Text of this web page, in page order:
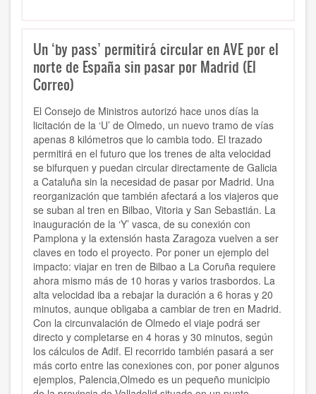
Un ‘by pass’ permitirá circular en AVE por el
norte de España sin pasar por Madrid (El
Correo)
El Consejo de Ministros autorizó hace unos días la
licitación de la ‘U’ de Olmedo, un nuevo tramo de vías
apenas 8 kilómetros que lo cambia todo. El trazado
permitirá en el futuro que los trenes de alta velocidad
se bifurquen y puedan circular directamente de Galicia
a Cataluña sin la necesidad de pasar por Madrid. Una
reorganización que también afectará a los viajeros que
se suban al tren en Bilbao, Vitoria y San Sebastián. La
inauguración de la ‘Y’ vasca, de su conexión con
Pamplona y la extensión hasta Zaragoza vuelven a ser
claves en todo el proyecto. Por poner un ejemplo del
impacto: viajar en tren de Bilbao a La Coruña requiere
ahora mismo más de 10 horas y varios trasbordos. La
alta velocidad iba a rebajar la duración a 6 horas y 20
minutos, aunque obligaba a cambiar de tren en Madrid.
Con la circunvalación de Olmedo el viaje podrá ser
directo y completarse en 4 horas y 30 minutos, según
los cálculos de Adif. El recorrido también pasará a ser
más corto entre las conexiones con, por poner algunos
ejemplos, Palencia,Olmedo es un pequeño municipio